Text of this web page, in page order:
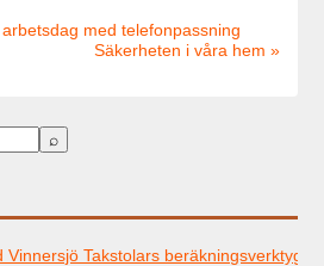
med telefonpassning
Säkerheten i våra hem »
Takstolars beräkningsverktyg